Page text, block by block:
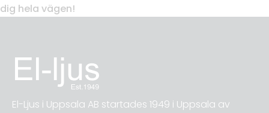
dig hela vägen!
El-Ljus i Uppsala AB startades 1949 i Uppsala av